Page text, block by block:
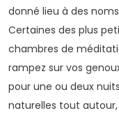
donné lieu à des
Certaines des plus
chambres de
rampez sur vos
pour une ou deux
naturelles tout